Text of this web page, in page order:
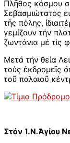
Πλῆθος κόσμου
Σεβασμιώτατος
τῆς πόλης,
γεμίζουν τήν
ζωντάνια μέ τίς
Μετά τήν θεία
τούς ἐκδρομεῖς
τοῦ παλαιοῦ
Στόν Ἱ.Ν.Ἁγίου